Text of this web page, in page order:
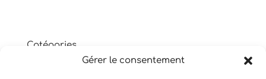
Gérer le consentement
Catégories